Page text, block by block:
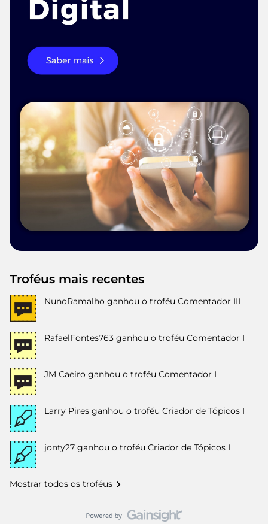
Troféus mais recentes
NunoRamalho ganhou o troféu Comentador III
RafaelFontes763 ganhou o troféu Comentador I
JM Caeiro ganhou o troféu Comentador I
Larry Pires ganhou o troféu Criador de Tópicos I
jonty27 ganhou o troféu Criador de Tópicos I
Mostrar todos os troféus